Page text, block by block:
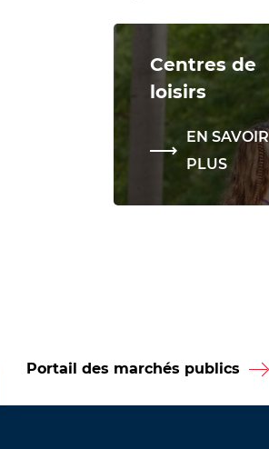
Centres de
loisirs
EN SAVOIR
PLUS
Portail des marchés publics